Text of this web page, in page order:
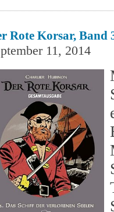
Rote Korsar, Band
11, 2014